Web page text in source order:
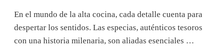
En el mundo de la alta cocina, cada detalle cuenta para
despertar los sentidos. Las especias, auténticos tesoros
con una historia milenaria, son aliadas esenciales …